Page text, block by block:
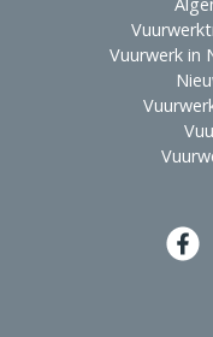
Vuurwerk in